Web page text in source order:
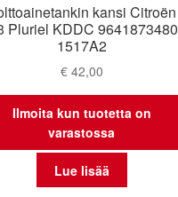
kansi Citroën
Pluriel KDDC 9641873480
1517A2
€42,00
Ilmoita kun tuotetta on
varastossa
Lue lisää